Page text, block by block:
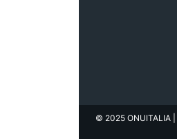
© 2025 ONUITALIA